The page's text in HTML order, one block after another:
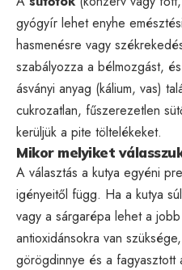
gyógyír lehet enyhe
hasmenésre vagy
szabályozza a bélmozgást,
ásványi anyag (kálium, vas)
cukrozatlan, fűszerezetlen
kerüljük a pite töltelékeket.
Mikor melyiket
A választás a kutya egyéni
igényeitől függ. Ha a kutya
vagy a sárgarépa lehet a
antioxidánsokra van
görögdinnye és a fagyasztott